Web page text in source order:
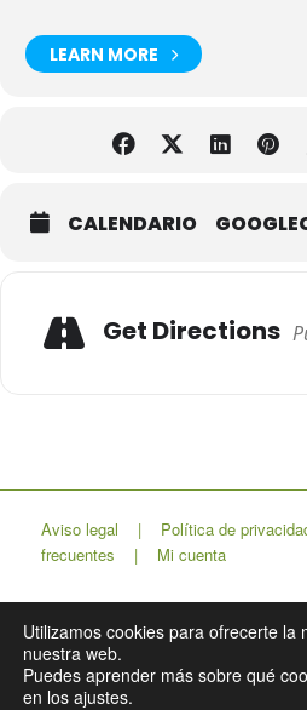
LEARN MORE
CALENDARIO
Get Directions
Aviso legal | Política de
frecuentes | Mi cuenta
Utilizamos cookies para ofrecerte la
nuestra web.
Puedes aprender más sobre qué
en los ajustes.